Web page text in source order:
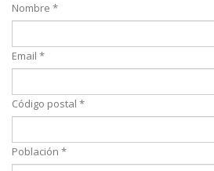
Nombre *
Email *
Código postal *
Población *